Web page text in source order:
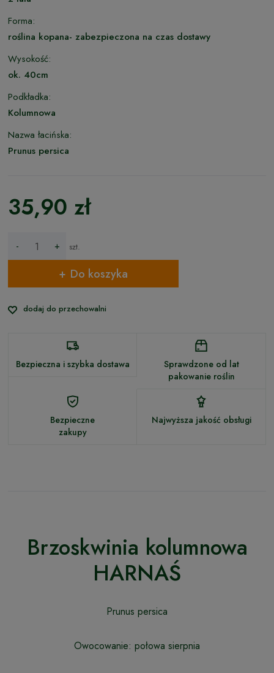
Forma:
roślina kopana- zabezpieczona na czas dostawy
Wysokość:
ok. 40cm
Podkładka:
Kolumnowa
Nazwa łacińska:
Prunus persica
35,90 zł
- + szt.
Do koszyka
dodaj do przechowalni
Bezpieczna i szybka dostawa
Sprawdzone od lat
pakowanie roślin
Bezpieczne
zakupy
Najwyższa jakość obsługi
Brzoskwinia kolumnowa
HARNAŚ
Prunus persica
Owocowanie: połowa sierpnia